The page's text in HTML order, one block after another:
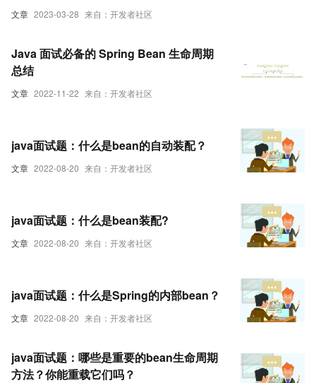
文章 2023-03-28 来自：开发者社区
文章 2022-11-22 来自：开发者社区
Java 面试必备的 Spring Bean 生命周期
总结
文章 2022-08-20 来自：开发者社区
java面试题：什么是bean的自动装配？
文章 2022-08-20 来自：开发者社区
java面试题：什么是bean装配?
文章 2022-08-20 来自：开发者社区
java面试题：什么是Spring的内部bean？
java面试题：哪些是重要的bean生命周期
方法？你能重载它们吗？